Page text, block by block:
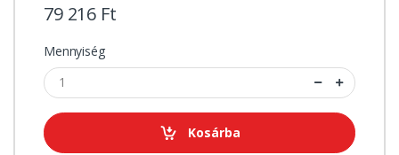
79 216 Ft
Mennyiség
Kosárba